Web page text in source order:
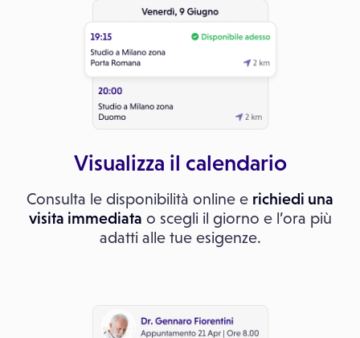
Visualizza il calendario
Consulta le disponibilità online e richiedi una
visita immediata o scegli il giorno e l’ora più
adatti alle tue esigenze.